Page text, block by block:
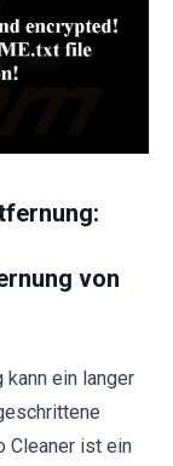
von
kann ein langer
Cleaner ist ein